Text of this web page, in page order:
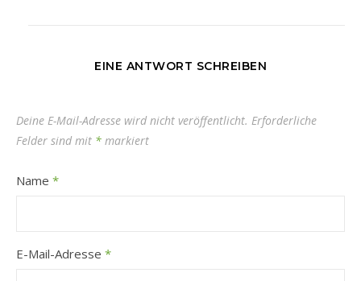
EINE ANTWORT SCHREIBEN
Deine E-Mail-Adresse wird nicht veröffentlicht. Erforderliche
Felder sind mit * markiert
Name *
E-Mail-Adresse *